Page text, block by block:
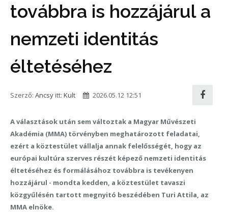
továbbra is hozzájárul a
nemzeti identitás
éltetéséhez
Szerző: Ancsy itt: Kult 2026.05.12 12:51
A választások után sem változtak a Magyar Művészeti
Akadémia (MMA) törvényben meghatározott feladatai,
ezért a köztestület vállalja annak felelősségét, hogy az
európai kultúra szerves részét képező nemzeti identitás
éltetéséhez és formálásához továbbra is tevékenyen
hozzájárul - mondta kedden, a köztestület tavaszi
közgyűlésén tartott megnyitó beszédében Turi Attila, az
MMA elnöke.